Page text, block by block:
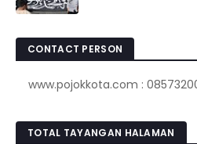
CONTACT PERSON
: 085732001924
TOTAL TAYANGAN HALAMAN